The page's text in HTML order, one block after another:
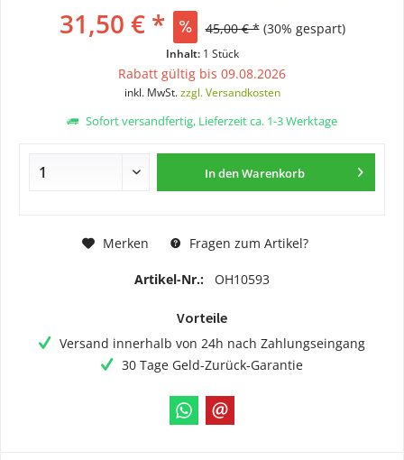
31,50 € * 45,00 € * (30% gespart)
Inhalt: 1 Stück
Rabatt gültig bis 09.08.2026
inkl. MwSt.zzgl. Versandkosten
Sofort versandfertig, Lieferzeit ca. 1-3 Werktage
In denWarenkorb
Merken Fragen zum Artikel?
Artikel-Nr.: OH10593
Vorteile
Versand innerhalb von 24h nach Zahlungseingang
30 Tage Geld-Zurück-Garantie